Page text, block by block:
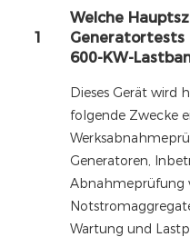
1
Welche
Generatortests
600-KW-
Dieses Gerät wird
folgende Zwecke
Generatoren,
Abnahmeprüfung
Wartung und